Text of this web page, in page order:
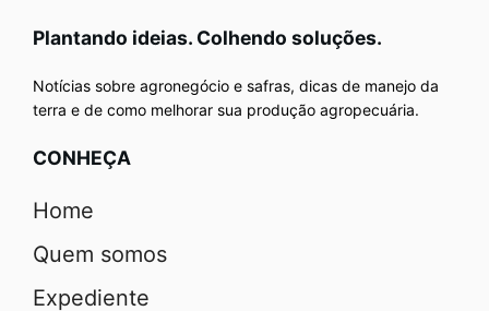
Plantando ideias. Colhendo soluções.
Notícias sobre agronegócio e safras, dicas de manejo da
terra e de como melhorar sua produção agropecuária.
CONHEÇA
Home
Quem somos
Expediente